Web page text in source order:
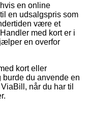
en online
en udsalgspris som
være et
med kort er i
en overfor
kort eller
du anvende en
når du har til